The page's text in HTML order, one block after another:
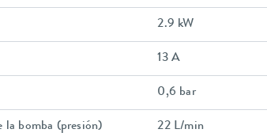
2.9 kW
13 A
0,6 bar
la bomba (presión) 22 L/min